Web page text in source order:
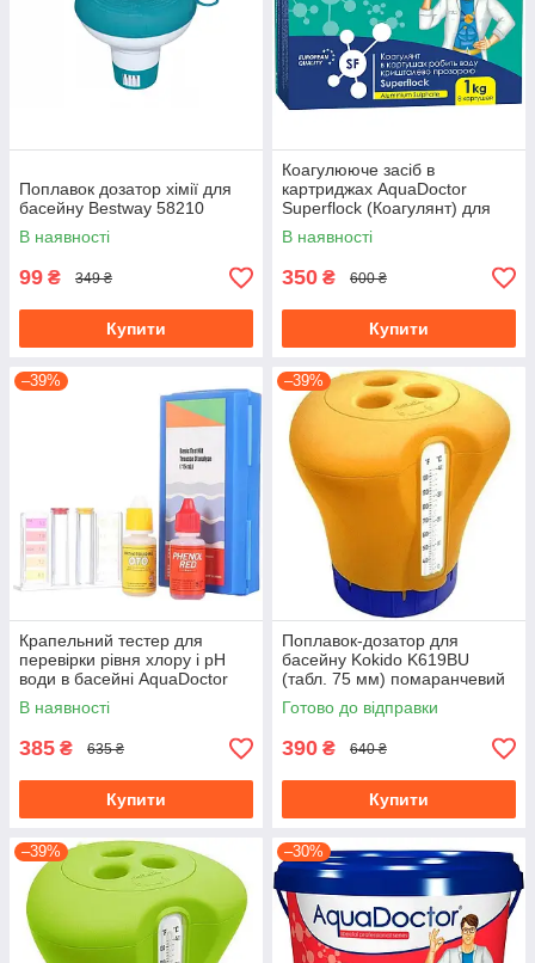
Поплавок дозатор хімії для
басейну Bestway 58210
В наявності
99 ₴ 349 ₴
Купити
Коагулююче засіб в
картриджах AquaDoctor
Superflock (Коагулянт) для
басейну, 1 кг таблеток
В наявності
350 ₴ 600 ₴
Купити
–39%
Крапельний тестер для
перевірки рівня хлору і pH
води в басейні AquaDoctor
Basic Cl/pH
В наявності
385 ₴ 635 ₴
Купити
–39%
Поплавок-дозатор для
басейну Kokido K619BU
(табл. 75 мм) помаранчевий
з термометром для
хлорування басейнів
Готово до відправки
390 ₴ 640 ₴
Купити
–39% –30%